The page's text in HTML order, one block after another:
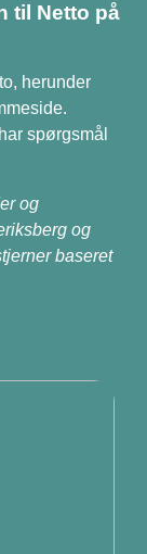
til Netto på
herunder
spørgsmål
og
og
baseret